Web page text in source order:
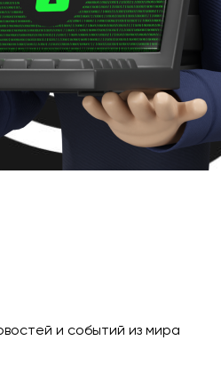
и событий из мира